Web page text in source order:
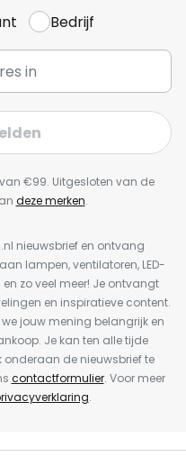
Bedrijf
€99. Uitgesloten van de
deze merken.
nieuwsbrief en ontvang
lampen, ventilatoren, LED-
zo veel meer! Je ontvangt
en inspiratieve content.
jouw mening belangrijk en
Je kan ten alle tijde
de nieuwsbrief te
contactformulier. Voor meer
.